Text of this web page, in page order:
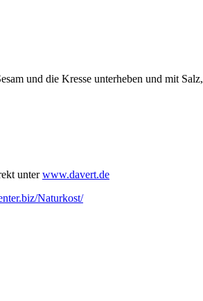
und die Kresse unterheben und mit Salz,
unterwww.davert.de
Naturkost/